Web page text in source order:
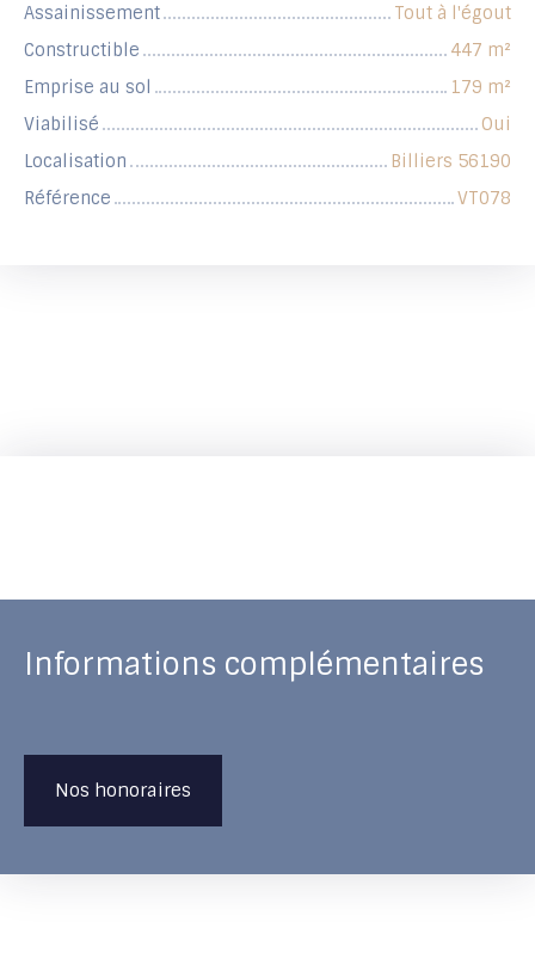
Assainissement
Tout à l'égout
Constructible
447 m²
Emprise au sol
179 m²
Viabilisé
Oui
Localisation
Billiers 56190
Référence
VT078
Informations complémentaires
Nos honoraires